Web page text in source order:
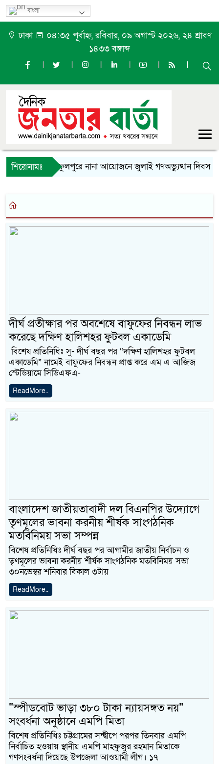
বাংলা
ঢাকা
০৪:৩৫ পূর্বাহ্ন, রবিবার, ০৯ অগাস্ট ২০২৬, ২৪ শ্রাবণ
১৪৩৩ বঙ্গাব্দ
শিরোনামঃ ফুলপুরে নানা আয়োজনে জুলাই গণঅভ্যুত্থান দিবস
দীর্ঘ প্রতীক্ষার পর অবশেষে বাফুফের নিবন্ধন লাভ
করেছে দক্ষিণ হালিশহর ফুটবল একাডেমি
বিশেষ প্রতিনিধিঃ সু- দীর্ঘ বছর পর “দক্ষিণ হালিশহর ফুটবল
একাডেমি” নামেই বাফুফের নিবন্ধন প্রাপ্ত করে এম এ আজিজ
স্টেডিয়ামে সিডিএফএ-
ReadMore..
বাংলাদেশ জাতীয়তাবাদী দল বিএনপির উদ্যোগে
তৃণমূলের ভাবনা করনীয় শীর্ষক সাংগঠনিক
মতবিনিময় সভা সম্পন্ন
বিশেষ প্রতিনিধিঃ দীর্ঘ বছর পর আগামীর জাতীয় নির্বাচন ও
তৃণমূলের ভাবনা করনীয় শীর্ষক সাংগঠনিক মতবিনিময় সভা
৩০নভেম্বর শনিবার বিকাল ৩টায়
ReadMore..
“স্পীডবোট ভাড়া ৩৮০ টাকা ন্যায়সঙ্গত নয়”
সংবর্ধনা অনুষ্ঠানে এমপি মিতা
বিশেষ প্রতিনিধিঃ চট্টগ্রামের সন্দ্বীপে পরপর তিনবার এমপি
নির্বাচিত হওয়ায় স্থানীয় এমপি মাহফুজুর রহমান মিতাকে
গণসংবর্ধনা দিয়েছে উপজেলা আওয়ামী লীগ। ১৭